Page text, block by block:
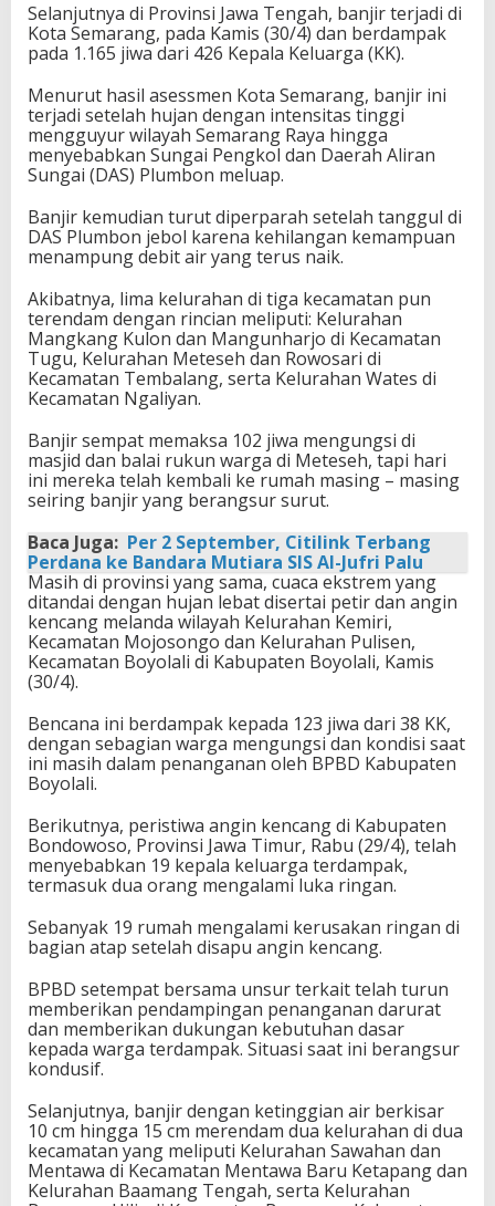
Selanjutnya di Provinsi Jawa Tengah, banjir terjadi di
Kota Semarang, pada Kamis (30/4) dan berdampak
pada 1.165 jiwa dari 426 Kepala Keluarga (KK).
Menurut hasil asessmen Kota Semarang, banjir ini
terjadi setelah hujan dengan intensitas tinggi
mengguyur wilayah Semarang Raya hingga
menyebabkan Sungai Pengkol dan Daerah Aliran
Sungai (DAS) Plumbon meluap.
Banjir kemudian turut diperparah setelah tanggul di
DAS Plumbon jebol karena kehilangan kemampuan
menampung debit air yang terus naik.
Akibatnya, lima kelurahan di tiga kecamatan pun
terendam dengan rincian meliputi: Kelurahan
Mangkang Kulon dan Mangunharjo di Kecamatan
Tugu, Kelurahan Meteseh dan Rowosari di
Kecamatan Tembalang, serta Kelurahan Wates di
Kecamatan Ngaliyan.
Banjir sempat memaksa 102 jiwa mengungsi di
masjid dan balai rukun warga di Meteseh, tapi hari
ini mereka telah kembali ke rumah masing – masing
seiring banjir yang berangsur surut.
Baca Juga: Per 2 September, Citilink Terbang
Perdana ke Bandara Mutiara SIS Al-Jufri Palu
Masih di provinsi yang sama, cuaca ekstrem yang
ditandai dengan hujan lebat disertai petir dan angin
kencang melanda wilayah Kelurahan Kemiri,
Kecamatan Mojosongo dan Kelurahan Pulisen,
Kecamatan Boyolali di Kabupaten Boyolali, Kamis
(30/4).
Bencana ini berdampak kepada 123 jiwa dari 38 KK,
dengan sebagian warga mengungsi dan kondisi saat
ini masih dalam penanganan oleh BPBD Kabupaten
Boyolali.
Berikutnya, peristiwa angin kencang di Kabupaten
Bondowoso, Provinsi Jawa Timur, Rabu (29/4), telah
menyebabkan 19 kepala keluarga terdampak,
termasuk dua orang mengalami luka ringan.
Sebanyak 19 rumah mengalami kerusakan ringan di
bagian atap setelah disapu angin kencang.
BPBD setempat bersama unsur terkait telah turun
memberikan pendampingan penanganan darurat
dan memberikan dukungan kebutuhan dasar
kepada warga terdampak. Situasi saat ini berangsur
kondusif.
Selanjutnya, banjir dengan ketinggian air berkisar
10 cm hingga 15 cm merendam dua kelurahan di dua
kecamatan yang meliputi Kelurahan Sawahan dan
Mentawa di Kecamatan Mentawa Baru Ketapang dan
Kelurahan Baamang Tengah, serta Kelurahan